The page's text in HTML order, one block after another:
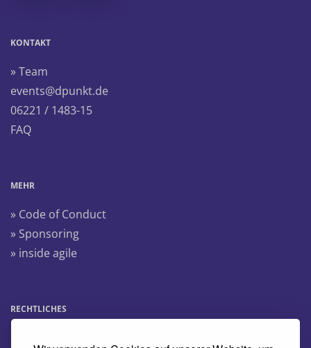
KONTAKT
» Team
events@dpunkt.de
06221 / 1483-15
FAQ
MEHR
» Code of Conduct
» Sponsoring
» inside agile
RECHTLICHES